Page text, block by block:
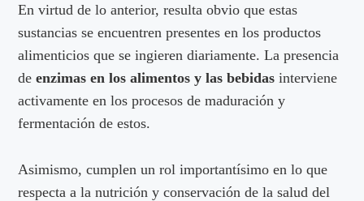
En virtud de lo anterior, resulta obvio que estas
sustancias se encuentren presentes en los productos
alimenticios que se ingieren diariamente. La presencia
deenzimas en los alimentos y las bebidas interviene
activamente en los procesos de maduración y
fermentación de estos.
Asimismo, cumplen un rol importantísimo en lo que
respecta a la nutrición y conservación de la salud del